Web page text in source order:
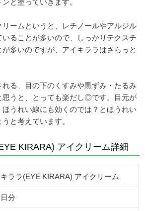
リームというと、レチノールやアルジル
いることが多いので、しっかりテクスチ
多いのですが、アイキララはさらっと
る、目の下のくすみや黒ずみ・たるみ
思うと、とっても楽だし◎です。目元が
うれい線にも効くのでは？とほうれい
と考えています。
KIRARA) アイクリーム詳細
ララ(EYE KIRARA) アイクリーム
分